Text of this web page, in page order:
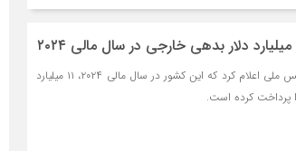
محمد اورنگزیب، وزیر دارایی پاکستان، در مجلس ملی اعلام کرد که این کشور در سال مالی ۲۰۲۴، ۱۱ میلیارد